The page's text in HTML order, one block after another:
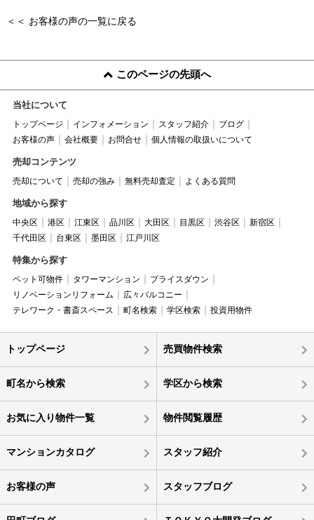
＜＜ お客様の声の一覧に戻る
このページの先頭へ
当社について
トップページ インフォメーション スタッフ紹介
ブログ
お客様の声
会社概要 お問合せ 個人情報の取扱いについて
売却コンテンツ
売却について 売却の強み 無料売却査定 よくある質問
地域から探す
中央区 港区 江東区 品川区 大田区 目黒区 渋谷区
新宿区
千代田区
台東区 墨田区 江戸川区
特集から探す
ペット可物件 タワーマンション
プライスダウン
リノベーションリフォーム
広々バルコニー
テレワーク・書斎スペース
町名検索 学区検索 投資用物件
トップページ 売買物件検索
町名から検索 学区から検索
お気に入り物件一覧 物件閲覧履歴
マンションカタログ スタッフ紹介
お客様の声 スタッフブログ